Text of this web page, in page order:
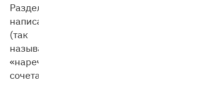
Раздельное
написание
(так
называемые
«наречные
сочетания»)